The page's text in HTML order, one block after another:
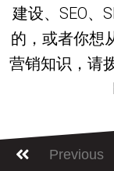
建设、SEO、
的，或者你想
营销知识，请
Previous